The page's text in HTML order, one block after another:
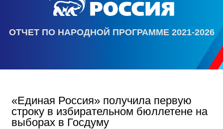
ОТЧЕТ ПО НАРОДНОЙ ПРОГРАММЕ 2021-2026
«Единая Россия» получила первую
строку в избирательном бюллетене на
выборах в Госдуму